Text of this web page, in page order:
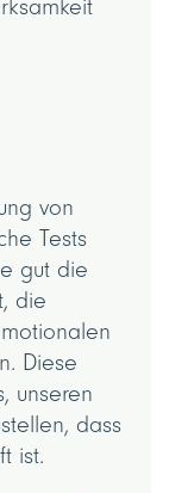
von
Tests
gut die
die
Diese
unseren
dass
ist.